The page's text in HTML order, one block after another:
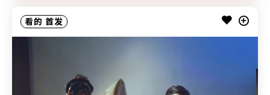
看的 首发